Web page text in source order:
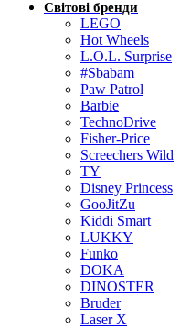
Світові бренди
LEGO
Hot Wheels
L.O.L. Surprise
#Sbabam
Paw Patrol
Barbie
TechnoDrive
Fisher-Price
Screechers Wild
TY
Disney Princess
GooJitZu
Kiddi Smart
LUKKY
Funko
DOKA
DINOSTER
Bruder
Laser X